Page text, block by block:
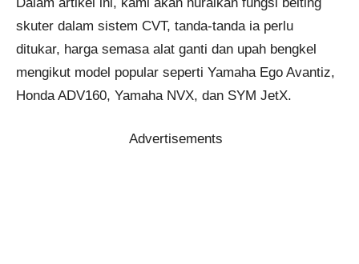
skuter dalam sistem CVT, tanda-tanda ia perlu
ditukar, harga semasa alat ganti dan upah bengkel
mengikut model popular seperti Yamaha Ego Avantiz,
Honda ADV160, Yamaha NVX, dan SYM JetX.
Advertisements